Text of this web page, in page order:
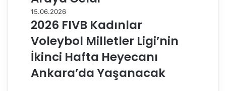
15.06.2026
2026 FIVB Kadınlar
Voleybol Milletler Ligi’nin
İkinci Hafta Heyecanı
Ankara’da Yaşanacak